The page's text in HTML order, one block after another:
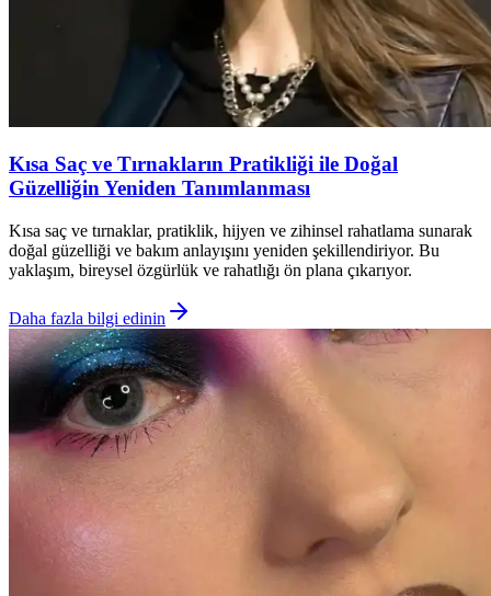
Kısa Saç ve Tırnakların Pratikliği ile Doğal
Güzelliğin Yeniden Tanımlanması
Kısa saç ve tırnaklar, pratiklik, hijyen ve zihinsel rahatlama sunarak
doğal güzelliği ve bakım anlayışını yeniden şekillendiriyor. Bu
yaklaşım, bireysel özgürlük ve rahatlığı ön plana çıkarıyor.
Daha fazla bilgi edinin